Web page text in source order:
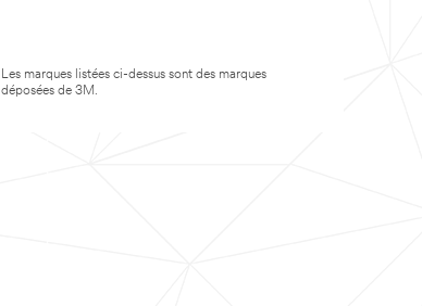
Les marques listées ci-dessus sont des marques
déposées de 3M.